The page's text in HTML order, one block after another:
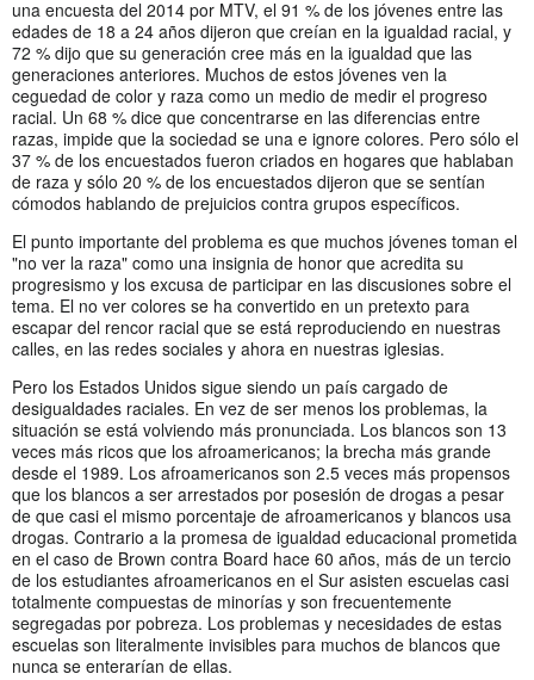
una encuesta del 2014 por MTV, el 91 % de los jóvenes entre las
edades de 18 a 24 años dijeron que creían en la igualdad racial, y
72 % dijo que su generación cree más en la igualdad que las
generaciones anteriores. Muchos de estos jóvenes ven la
ceguedad de color y raza como un medio de medir el progreso
racial. Un 68 % dice que concentrarse en las diferencias entre
razas, impide que la sociedad se una e ignore colores. Pero sólo el
37 % de los encuestados fueron criados en hogares que hablaban
de raza y sólo 20 % de los encuestados dijeron que se sentían
cómodos hablando de prejuicios contra grupos específicos.
El punto importante del problema es que muchos jóvenes toman el
"no ver la raza" como una insignia de honor que acredita su
progresismo y los excusa de participar en las discusiones sobre el
tema. El no ver colores se ha convertido en un pretexto para
escapar del rencor racial que se está reproduciendo en nuestras
calles, en las redes sociales y ahora en nuestras iglesias.
Pero los Estados Unidos sigue siendo un país cargado de
desigualdades raciales. En vez de ser menos los problemas, la
situación se está volviendo más pronunciada. Los blancos son 13
veces más ricos que los afroamericanos; la brecha más grande
desde el 1989. Los afroamericanos son 2.5 veces más propensos
que los blancos a ser arrestados por posesión de drogas a pesar
de que casi el mismo porcentaje de afroamericanos y blancos usa
drogas. Contrario a la promesa de igualdad educacional prometida
en el caso de Brown contra Board hace 60 años, más de un tercio
de los estudiantes afroamericanos en el Sur asisten escuelas casi
totalmente compuestas de minorías y son frecuentemente
segregadas por pobreza. Los problemas y necesidades de estas
escuelas son literalmente invisibles para muchos de blancos que
nunca se enterarían de ellas.